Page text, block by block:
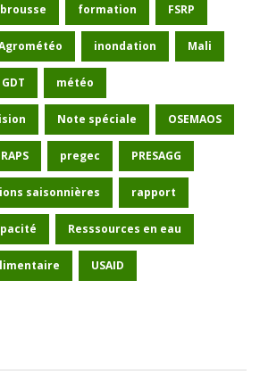
formation FSRP
inondation Mali
météo
Note spéciale OSEMAOS
pregec PRESAGG
saisonnières rapport
Resssources en eau
USAID